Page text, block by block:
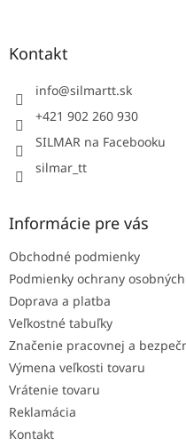
Kontakt
info@silmartt.sk
+421 902 260 930
SILMAR na Facebooku
silmar_tt
Informácie pre vás
Obchodné podmienky
Podmienky ochrany
Doprava a platba
Veľkostné tabuľky
Značenie pracovnej a
Výmena veľkosti tovaru
Vrátenie tovaru
Reklamácia
Kontakt